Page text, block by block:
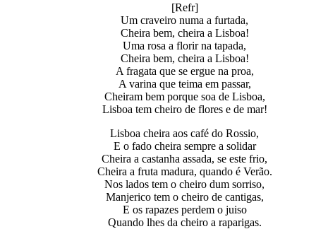
[Refr]
Um craveiro numa a furtada,
Cheira bem, cheira a Lisboa!
Uma rosa a florir na tapada,
Cheira bem, cheira a Lisboa!
A fragata que se ergue na proa,
A varina que teima em passar,
Cheiram bem porque soa de Lisboa,
Lisboa tem cheiro de flores e de mar!
Lisboa cheira aos café do Rossio,
E o fado cheira sempre a solidar
Cheira a castanha assada, se este frio,
Cheira a fruta madura, quando é Verão.
Nos lados tem o cheiro dum sorriso,
Manjerico tem o cheiro de cantigas,
E os rapazes perdem o juiso
Quando lhes da cheiro a raparigas.